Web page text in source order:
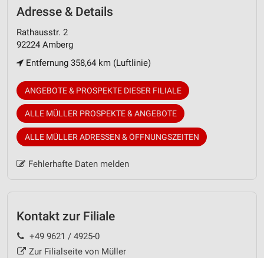
Adresse & Details
Rathausstr. 2
92224 Amberg
Entfernung 358,64 km (Luftlinie)
ANGEBOTE & PROSPEKTE DIESER FILIALE
ALLE MÜLLER PROSPEKTE & ANGEBOTE
ALLE MÜLLER ADRESSEN & ÖFFNUNGSZEITEN
Fehlerhafte Daten melden
Kontakt zur Filiale
+49 9621 / 4925-0
Zur Filialseite von Müller